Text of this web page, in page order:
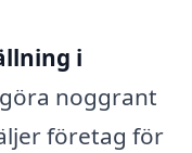
i
noggrant
företag för